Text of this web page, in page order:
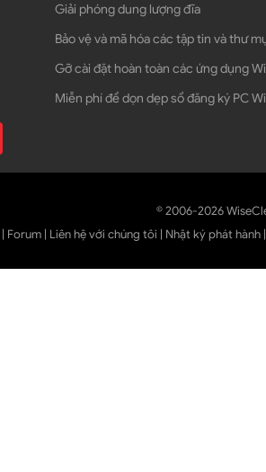
Giải phóng dung lượng đĩa
Bảo vệ và mã hóa các tập tin và thư
Gỡ cài đặt hoàn toàn các ứng dụng
Miễn phí để dọn dẹp sổ đăng ký PC
© 2006-2026
| Forum | Liên hệ với chúng tôi | Nhật ký phát hành